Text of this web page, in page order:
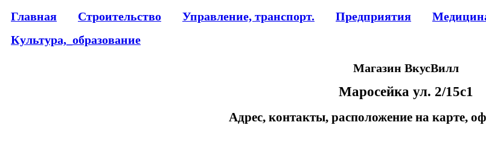
Главная Строительство Управление, транспорт. Предприятия
Культура,_образование
Магазин ВкусВилл
Маросейка ул. 2/15с1
Адрес, контакты, расположение на карте,